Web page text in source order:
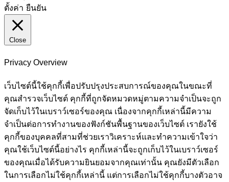
ตั้งค่า ยืนยัน
Close
Privacy Overview
เว็บไซต์นี้ใช้คุกกี้เพื่อปรับปรุงประสบการณ์ของคุณในขณะที่
คุณสำรวจเว็บไซต์ คุกกี้ที่ถูกจัดหมวดหมู่ตามความจำเป็นจะถูก
จัดเก็บไว้ในเบราว์เซอร์ของคุณ เนื่องจากคุกกี้เหล่านี้มีความ
จำเป็นต่อการทำงานของฟังก์ชันพื้นฐานของเว็บไซต์ เรายังใช้
คุกกี้ของบุคคลที่สามที่ช่วยเราวิเคราะห์และทำความเข้าใจว่า
คุณใช้เว็บไซต์นี้อย่างไร คุกกี้เหล่านี้จะถูกเก็บไว้ในเบราว์เซอร์
ของคุณเมื่อได้รับความยินยอมจากคุณเท่านั้น คุณยังมีตัวเลือก
ในการเลือกไม่ใช้คุกกี้เหล่านี้ แต่การเลือกไม่ใช้คุกกี้บางตัวอาจ